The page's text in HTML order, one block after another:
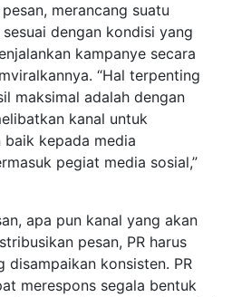
merancang suatu
dengan kondisi yang
kampanye secara
“Hal terpenting
maksimal adalah dengan
kanal untuk
baik kepada media
pegiat media sosial,”
apa pun kanal yang akan
pesan, PR harus
disampaikan konsisten. PR
merespons segala bentuk